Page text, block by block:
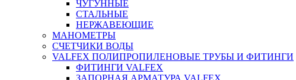
ЧУГУННЫЕ
СТАЛЬНЫЕ
НЕРЖАВЕЮЩИЕ
МАНОМЕТРЫ
СЧЕТЧИКИ ВОДЫ
VALFEX ПОЛИПРОПИЛЕНОВЫЕ ТРУБЫ И ФИТИНГИ
ФИТИНГИ VALFEX
ЗАПОРНАЯ АРМАТУРА VALFEX